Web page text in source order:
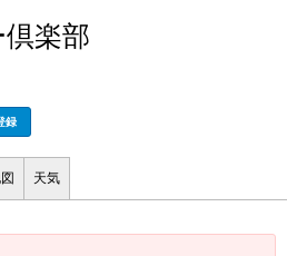
楽部
録
天気